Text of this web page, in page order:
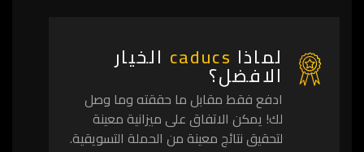
لماذا caducs الخيار
الافضل؟
ادفع فقط مقابل ما حققته وما وصل
لك! يمكن الاتفاق على ميزانية معينة
لتحقيق نتائج معينة من الحملة التسويقية.